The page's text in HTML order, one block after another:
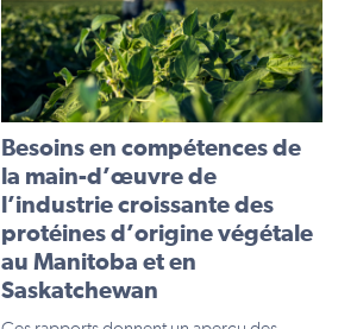
Besoins en compétences de
la main-d’œuvre de
l’industrie croissante des
protéines d’origine végétale
au Manitoba et en
Saskatchewan